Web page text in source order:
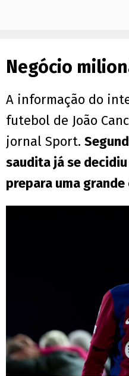
Negócio
A informação do
futebol de João
jornal Sport.
saudita já se
prepara uma